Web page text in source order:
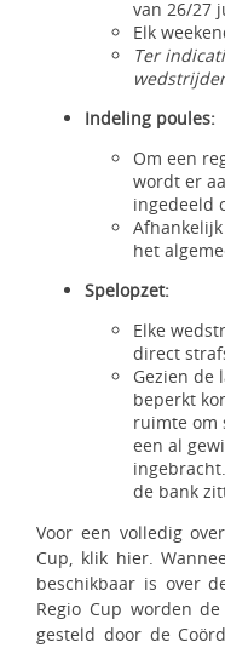
van 26/27
Elk
Ter
Indeling poules:
Om een
wordt er
ingedeeld
het
Spelopzet:
Elke
direct
Gezien de
beperkt
ruimte om
een al
de bank
Voor een volledig
Cup, klik hier.
beschikbaar is over
Regio Cup worden
gesteld door de